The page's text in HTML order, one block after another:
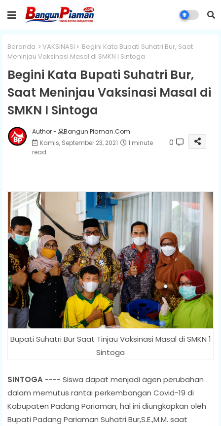
Beranda VAKSINASI
Begini Kata Bupati Suhatri Bur, Saat
Meninjau Vaksinasi Masal di SMKN I Sintoga
Begini Kata Bupati Suhatri Bur,
Saat Meninjau Vaksinasi Masal di
SMKN I Sintoga
Author -
Bangun Piaman.Com
Kamis, September 23, 2021
1 minute
read
0
Bupati Suhatri Bur Saat Tinjau Vaksinasi Masal di SMKN 1
Sintoga
SINTOGA ---- Siswa dapat menjadi agen perubahan
dalam memutus rantai perkembangan Covid-19 di
Kabupaten Padang Pariaman, hal ini diungkapkan oleh
Bupati Padang Pariaman Suhatri Bur,S.E.,M.M. saat